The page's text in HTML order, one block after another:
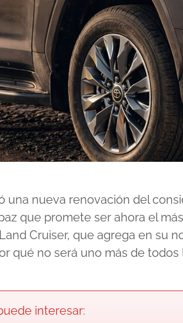
una nueva renovación del
que promete ser ahora el
Cruiser, que agrega en su
qué no será uno más de
interesar: